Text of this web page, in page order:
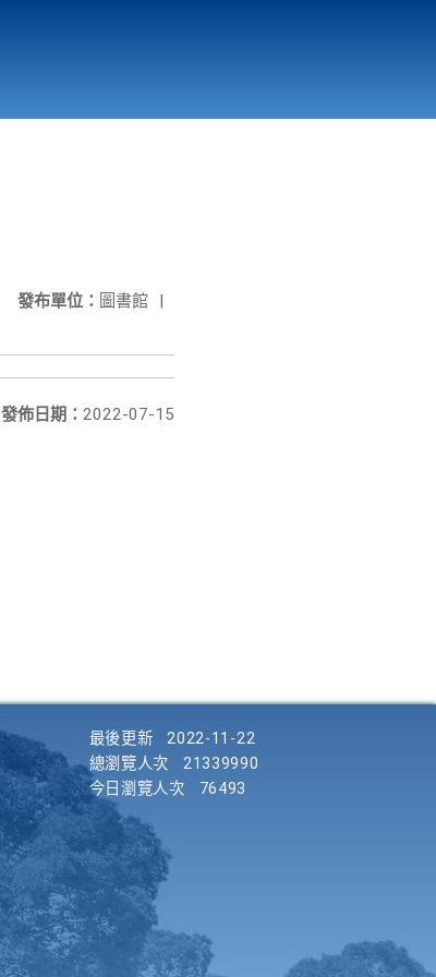
發布單位： 圖書館 |
發佈日期： 2022-07-15
最後更新
2022-11-22
總瀏覽人次
21339990
今日瀏覽人次
76493